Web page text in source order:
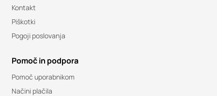
Kontakt
Piškotki
Pogoji poslovanja
Pomoč in podpora
Pomoč uporabnikom
Načini plačila